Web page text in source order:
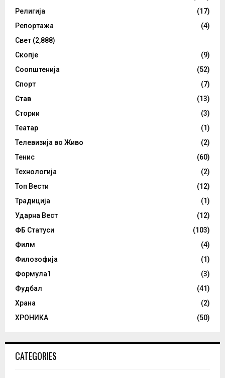
Религија
(17)
Репортажа
(4)
Свет (2,888)
Скопје
(9)
Соопштенија
(52)
Спорт
(7)
Став
(13)
Стории
(3)
Театар
(1)
Телевизија во Живо
(2)
Тенис
(60)
Технологија
(2)
Топ Вести
(12)
Традиција
(1)
Ударна Вест
(12)
ФБ Статуси
(103)
Филм
(4)
Филозофија
(1)
Формула1
(3)
Фудбал
(41)
Храна
(2)
ХРОНИКА
(50)
CATEGORIES